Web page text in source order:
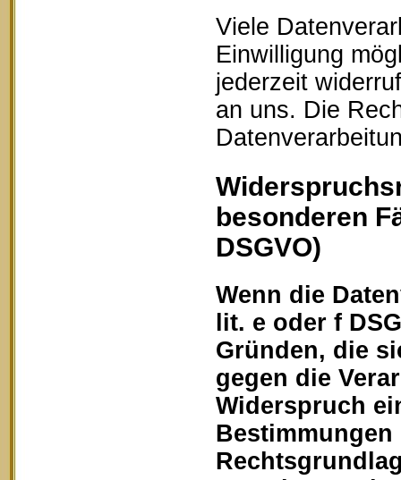
Viele
Einwilligung
jederzeit
an uns. Die
besonderen
DSGVO)
Wenn die
lit. e oder f
Gründen, die
gegen die
Widerspruch